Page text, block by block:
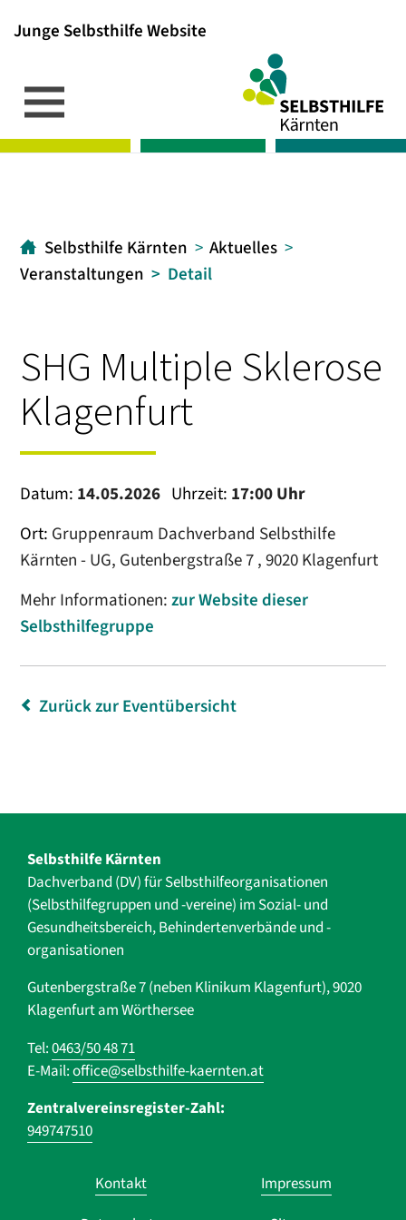
Junge Selbsthilfe Website
[1]
[2]
[3]
Selbsthilfe Kärnten
Aktuelles
Veranstaltungen
Detail
SHG Multiple Sklerose
Klagenfurt
Datum: 14.05.2026 Uhrzeit: 17:00 Uhr
Ort: Gruppenraum Dachverband Selbsthilfe
Kärnten - UG, Gutenbergstraße 7 , 9020 Klagenfurt
Mehr Informationen:zur Website dieser
Selbsthilfegruppe
Zurück zur Eventübersicht
Selbsthilfe Kärnten
Dachverband (DV) für Selbsthilfe­organisationen
(Selbsthilfegruppen und -vereine) im Sozial- und
Gesundheits­bereich, ­Behindertenverbände und ­-
organisationen
Gutenbergstraße 7 (neben Klinikum Klagenfurt), 9020
Klagenfurt am Wörthersee
Tel:0463/50 48 71
E-Mail:office@selbsthilfe-kaernten.at
Zentralvereinsregister-Zahl:
949747510
Navigation
überspringen
Kontakt
Impressum